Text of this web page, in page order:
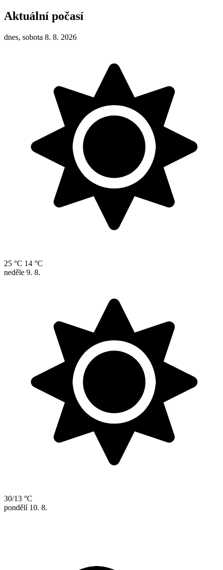
Aktuální počasí
dnes, sobota 8. 8. 2026
25 °C 14 °C
neděle 9. 8.
30/13 °C
pondělí 10. 8.